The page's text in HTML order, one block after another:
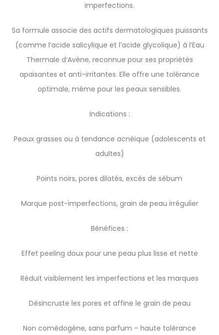
imperfections.
Sa formule associe des actifs dermatologiques puissants
(comme l’acide salicylique et l’acide glycolique) à l’Eau
Thermale d’Avène, reconnue pour ses propriétés
apaisantes et anti-irritantes. Elle offre une tolérance
optimale, même pour les peaux sensibles.
Indications :
Peaux grasses ou à tendance acnéique (adolescents et
adultes)
Points noirs, pores dilatés, excès de sébum
Marque post-imperfections, grain de peau irrégulier
Bénéfices :
Effet peeling doux pour une peau plus lisse et nette
Réduit visiblement les imperfections et les marques
Désincruste les pores et affine le grain de peau
Non comédogène, sans parfum – haute tolérance